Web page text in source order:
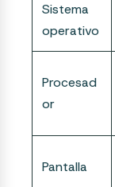
Sistema
operativo
Procesad
or
Pantalla